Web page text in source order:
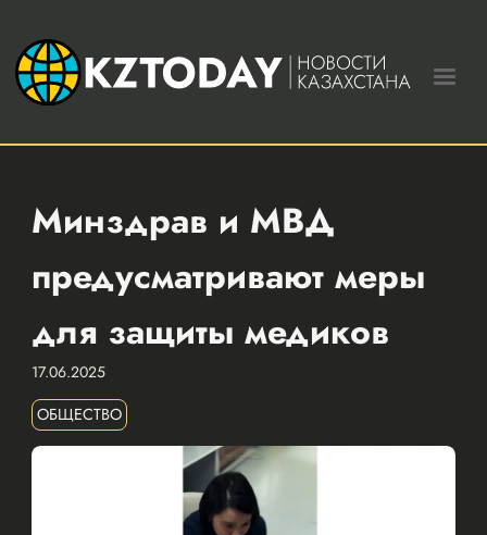
Минздрав и МВД
предусматривают меры
для защиты медиков
17.06.2025
ОБЩЕСТВО